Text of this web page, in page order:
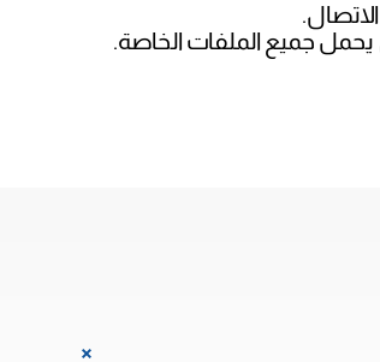
جميع الملفات الخاصة.